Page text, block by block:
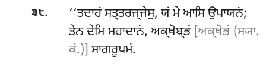
੩੮.
‘‘ਤਦਾਹਂ ਸਤ੍ਤਰਜ੍ਜੇਸੁ, ਯਂ ਮੇ ਆਸਿ ਉਪਾਯਨਂ;
ਤੇਨ ਦੇਮਿ ਮਹਾਦਾਨਂ, ਅਕ੍ਖੋਬ੍ਭਂ [ਅਕ੍ਖੋਭਂ (ਸ੍ਯਾ.
ਕਂ.)] ਸਾਗਰੂਪਮਂ.